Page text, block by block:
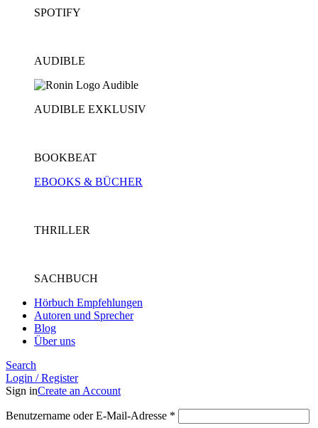
SPOTIFY
AUDIBLE
AUDIBLE EXKLUSIV
BOOKBEAT
EBOOKS & BÜCHER
THRILLER
SACHBUCH
Hörbuch Empfehlungen
Autoren und Sprecher
Blog
Über uns
Search
Login / Register
Sign inCreate an Account
Benutzername oder E-Mail-Adresse *